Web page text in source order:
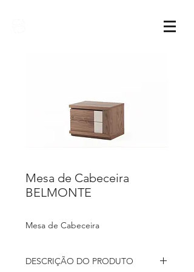
Mesa de Cabeceira
BELMONTE
Mesa de Cabeceira
DESCRIÇÃO DO PRODUTO